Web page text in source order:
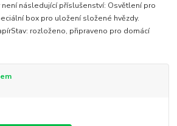
následující příslušenství: Osvětlení pro
box pro uložení složené hvězdy.
rozloženo, připraveno pro domácí